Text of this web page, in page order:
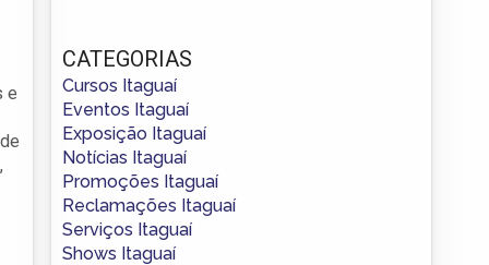
e
CATEGORIAS
Cursos Itaguaí
Eventos Itaguaí
Exposição Itaguaí
Notícias Itaguaí
Promoções Itaguaí
Reclamações Itaguaí
Serviços Itaguaí
Shows Itaguaí